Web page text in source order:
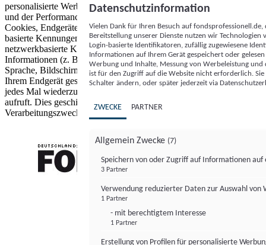
personalisierte Werbung und Inhalte, Messung von Werbeleistung
und der Performance von Inhalten sowie Zielgruppenforschung.
Cookies, Endgeräte- oder ähnliche Online-Kennungen (z. B. login-
basierte Kennungen, zufällig generierte Kennungen,
netzwerkbasierte Kennungen) können zusammen mit anderen
Informationen (z. B. Browsertyp und Browserinformationen,
Sprache, Bildschirmgröße, unterstützte Technologien usw.) auf
Ihrem Endgerät gespeichert oder von dort ausgelesen werden, um es
jedes Mal wiederzuerkennen, wenn es eine App oder einer Webseite
aufruft. Dies geschieht für einen oder mehrere der hier aufgeführten
Verarbeitungszwecke.
Datenschutzinformation
Vielen Dank für Ihren Besuch auf
Bereitstellung unserer Dienste nutzen wir Technologien
Login-basierte Identifikatoren, zufällig zugewiesene
Informationen auf Ihrem Gerät gespeichert oder
Werbung und Inhalte, Messung von Werbeleistung
ist für den Zugriff auf die Website nicht erforderlich.
Schalter ändern, oder später jederzeit via
ZWECKE PARTNER
Allgemein Zwecke (7)
Speichern von oder Zugriff auf Informationen auf
3 Partner
Verwendung reduzierter Daten zur Auswahl von
1 Partner
- mit berechtigtem Interesse
1 Partner
Erstellung von Profilen für personalisierte
FONDS professionell